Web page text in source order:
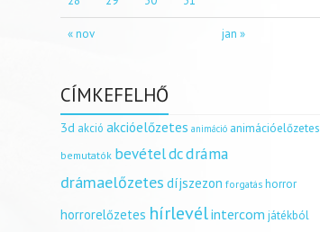
« nov jan »
CÍMKEFELHŐ
3d akció akcióelőzetes animáció animációelőzetes
bemutatók bevételdcdráma
drámaelőzetes díjszezon forgatás horror
horrorelőzetes hírlevélintercom játékból